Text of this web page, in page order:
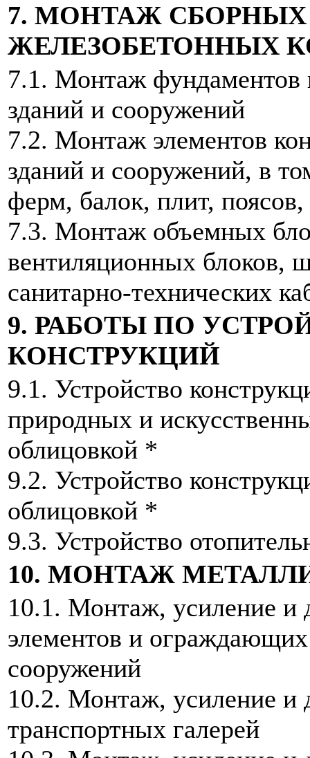
7. МОНТАЖ
ЖЕЛЕЗОБЕТОННЫХ
7.1. Монтаж фундаментов
зданий и сооружений
7.2. Монтаж элементов
зданий и сооружений, в
ферм, балок, плит,
7.3. Монтаж объемных
вентиляционных блоков,
санитарно-технических
9. РАБОТЫ ПО
КОНСТРУКЦИЙ
9.1. Устройство
природных и
облицовкой *
9.2. Устройство
облицовкой *
9.3. Устройство
10. МОНТАЖ
10.1. Монтаж, усиление и
элементов и
сооружений
10.2. Монтаж, усиление и
транспортных галерей